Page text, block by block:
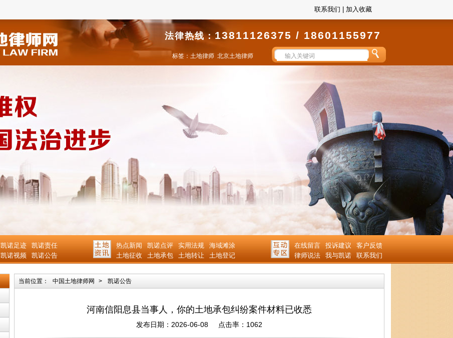
联系我们 加入收藏
法律热线：13811126375 / 18601155977
标签： 土地律师 北京土地律师
凯诺足迹
凯诺责任
凯诺视频 凯诺公告
热点新闻 凯诺点评 实用法规
海域滩涂
土地征收
土地承包 土地转让 土地登记
在线留言 投诉建议
客户反馈
律师说法
我与凯诺 联系我们
当前位置： 中国土地律师网 > 凯诺公告
河南信阳息县当事人，你的土地承包纠纷案件材料已收悉
发布日期：2026-06-08 点击率：1062